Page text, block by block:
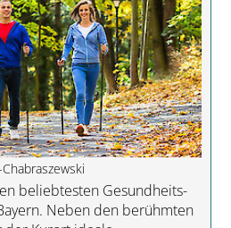
beliebtesten Gesundheits-
Neben den berühmten